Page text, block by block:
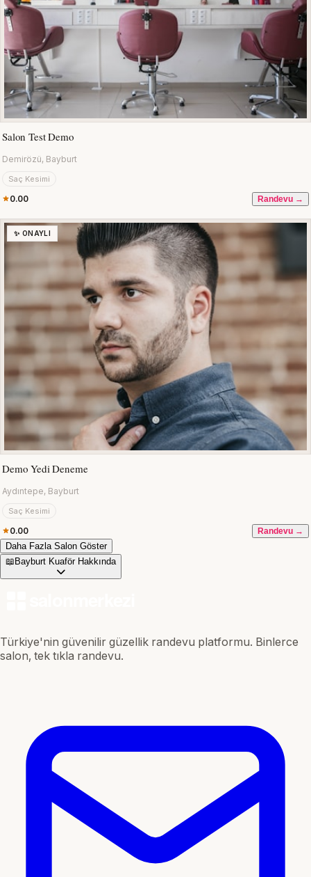
Salon Test Demo
Demirözü, Bayburt
Saç Kesimi
0.00 Randevu →
✨ ONAYLI
Demo Yedi Deneme
Aydıntepe, Bayburt
Saç Kesimi
0.00 Randevu →
Daha Fazla Salon Göster
📖Bayburt Kuaför Hakkında
Türkiye'nin güvenilir güzellik randevu platformu. Binlerce
salon, tek tıkla randevu.